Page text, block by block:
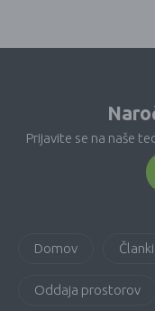
Prijavite se na naše
Domov Članki
Oddaja prostorov